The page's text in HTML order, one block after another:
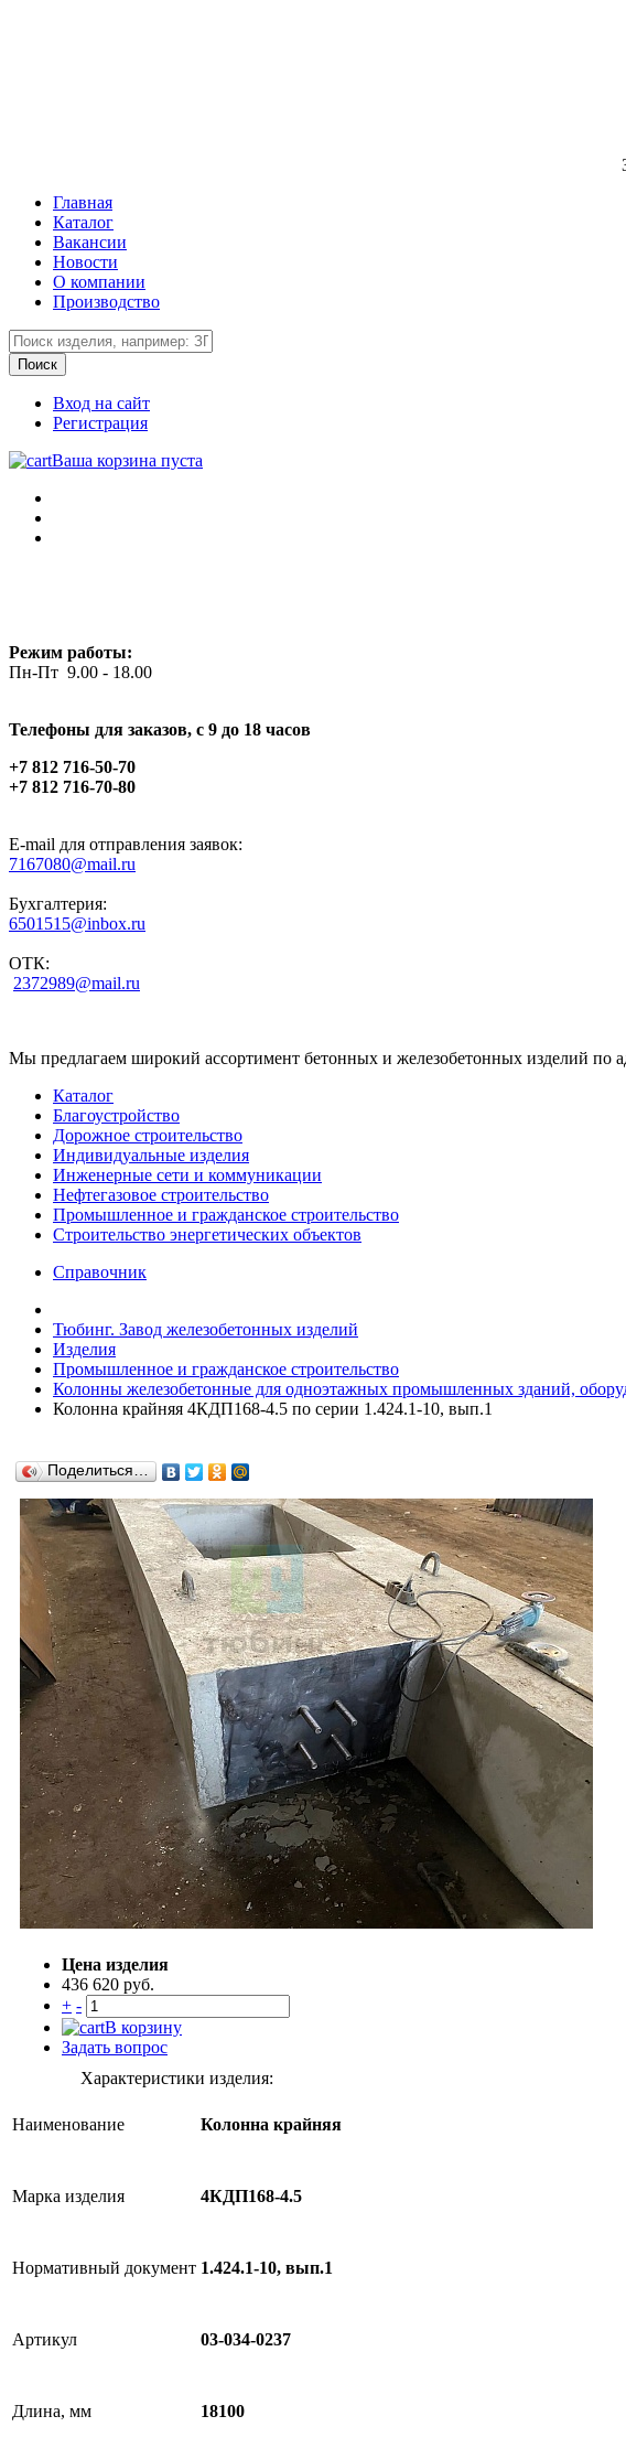
Главная
Каталог
Вакансии
Новости
О компании
Производство
Вход на сайт
Регистрация
Ваша корзина пуста
Режим работы:
Пн-Пт 9.00 - 18.00
Телефоны для заказов, c 9 до 18 часов
+7 812 716-50-70
+7 812 716-70-80
E-mail для отправления заявок:
7167080@mail.ru
Бухгалтерия:
6501515@inbox.ru
ОТК:
2372989@mail.ru
Мы предлагаем широкий ассортимент бетонных и железобетонных изделий по
Каталог
Благоустройство
Дорожное строительство
Индивидуальные изделия
Инженерные сети и коммуникации
Нефтегазовое строительство
Промышленное и гражданское строительство
Строительство энергетических объектов
Справочник
Тюбинг. Завод железобетонных изделий
Изделия
Промышленное и гражданское строительство
Колонны железобетонные для одноэтажных промышленных зданий,
Колонна крайняя 4КДП168-4.5 по серии 1.424.1-10, вып.1
Поделиться…
Цена изделия
436 620 руб.
+ -
В корзину
Задать вопрос
Характеристики изделия:
Наименование Колонна крайняя
Марка изделия 4КДП168-4.5
Нормативный документ 1.424.1-10, вып.1
Артикул 03-034-0237
Длина, мм 18100